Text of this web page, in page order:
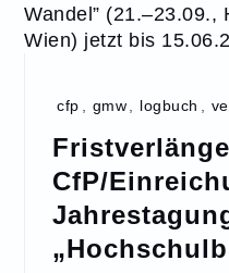
cfp gmw logbuch
CfP/